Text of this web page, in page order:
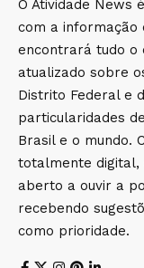
O Atividade News
com a informação
encontrará tudo o
atualizado sobre
Distrito Federal e
particularidades
Brasil e o mundo.
totalmente digital,
aberto a ouvir a
recebendo
como prioridade.